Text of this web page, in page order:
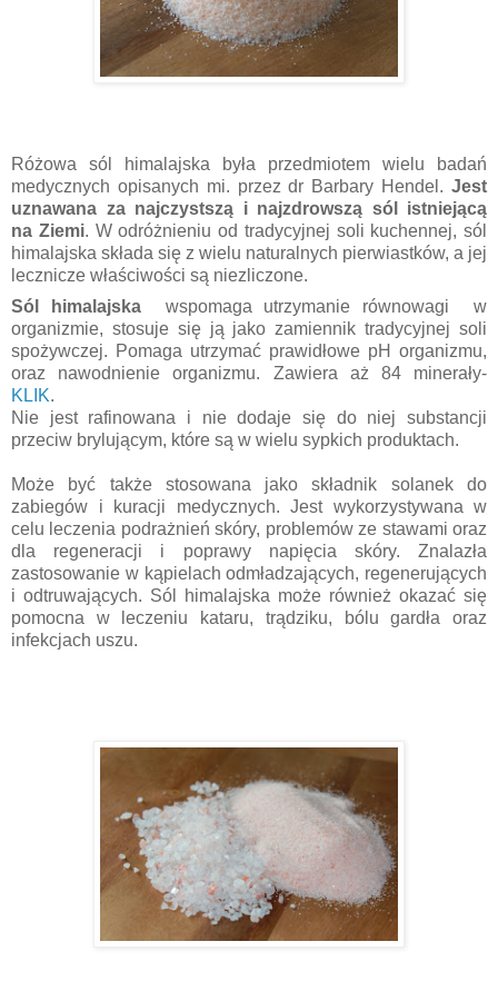
Różowa sól himalajska była przedmiotem wielu badań
medycznych opisanych mi. przez dr Barbary Hendel. Jest
uznawana za najczystszą i najzdrowszą sól istniejącą
na Ziemi. W odróżnieniu od tradycyjnej soli kuchennej, sól
himalajska składa się z wielu naturalnych pierwiastków, a jej
lecznicze właściwości są niezliczone.
Sól himalajska
wspomaga utrzymanie równowagi w
organizmie, stosuje się ją jako zamiennik tradycyjnej soli
spożywczej. Pomaga utrzymać prawidłowe pH organizmu,
oraz nawodnienie organizmu. Zawiera aż 84 minerały-
KLIK.
Nie jest rafinowana i nie dodaje się do niej substancji
przeciw brylującym, które są w wielu sypkich produktach.
Może być także stosowana jako składnik solanek do
zabiegów i kuracji medycznych. Jest wykorzystywana w
celu leczenia podrażnień skóry, problemów ze stawami oraz
dla regeneracji i poprawy napięcia skóry. Znalazła
zastosowanie w kąpielach odmładzających, regenerujących
i odtruwających. Sól himalajska może również okazać się
pomocna w leczeniu kataru, trądziku, bólu gardła oraz
infekcjach uszu.